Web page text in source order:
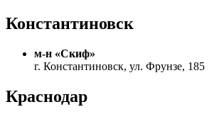
Константиновск
м-н «Скиф»
г. Константиновск, ул. Фрунзе, 185
Краснодар